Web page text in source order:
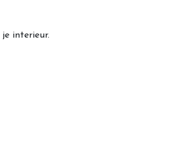
interieur.